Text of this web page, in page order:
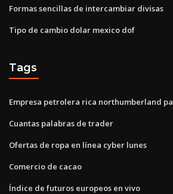
Formas sencillas de intercambiar divisas
Tipo de cambio dolar mexico dof
Tags
Empresa petrolera rica northumberland pa
Cuantas palabras de trader
Ofertas de ropa en línea cyber lunes
Comercio de cacao
Índice de futuros europeos en vivo